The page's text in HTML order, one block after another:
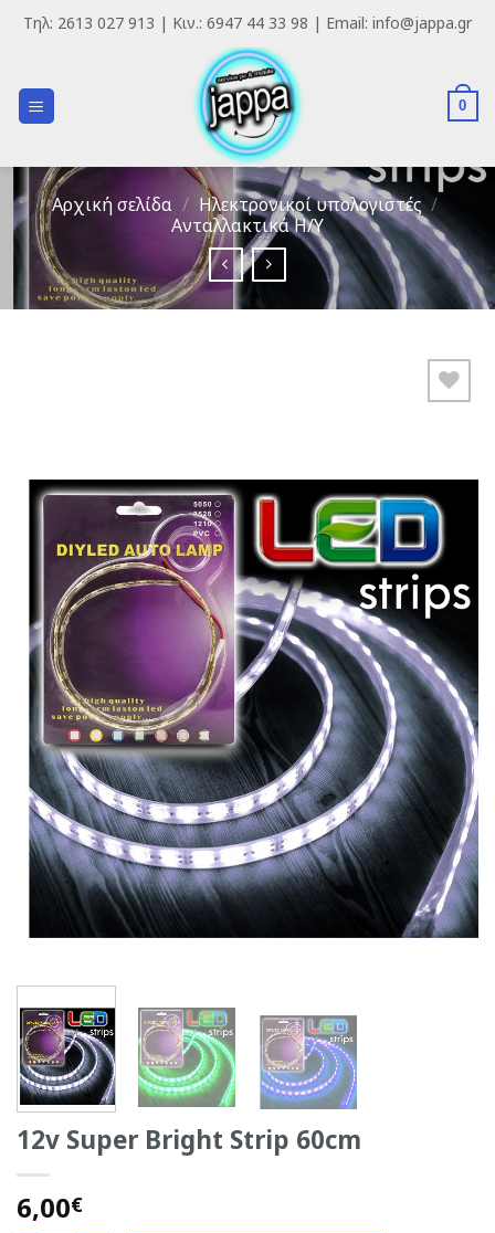
SkipΤηλ: 2613 027 913 | Κιν.: 6947 44 33 98 | Email: info@jappa.gr
0
Αρχική σελίδα / Ηλεκτρονικοί υπολογιστές /
Ανταλλακτικά H/Y
Wishlist
12v Super Bright Strip 60cm
6,00€